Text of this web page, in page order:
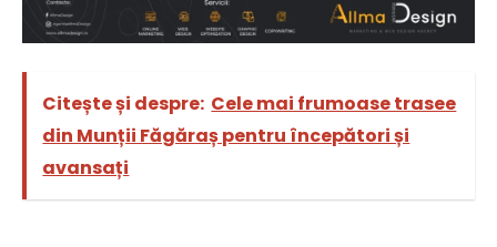
Citește și despre: Cele mai frumoase trasee
din Munții Făgăraș pentru începători și
avansați